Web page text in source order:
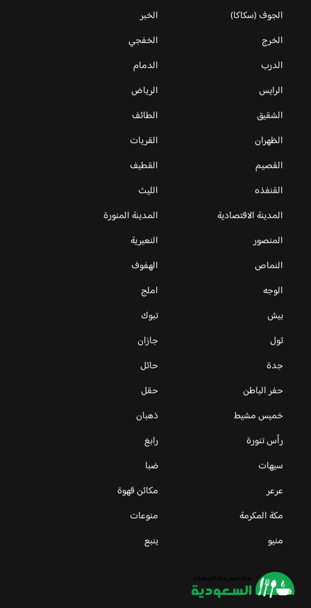
الجوف (سكاكا)
الخبر
الخرج
الخفجي
الدرب
الدمام
الرايس
الرياض
الشقيق
الطائف
الظهران
القريات
القصيم
القطيف
القنفذه
الليث
المدينة الاقتصادية
المدينة المنورة
المنصور
النعيرية
النماص
الهفوف
الوجه
املج
بيش
تبوك
ثول
جازان
جدة
حائل
حفر الباطن
حقل
خميس مشيط
ذهبان
رأس تنورة
رابغ
سيهات
ضبا
عرعر
مكائن قهوة
مكة المكرمة
منوعات
منيو
ينبع